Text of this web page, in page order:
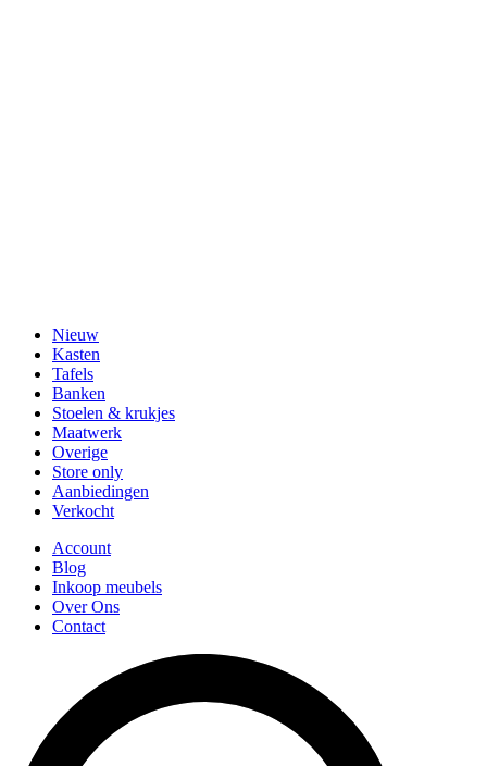
Nieuw
Kasten
Tafels
Banken
Stoelen & krukjes
Maatwerk
Overige
Store only
Aanbiedingen
Verkocht
Account
Blog
Inkoop meubels
Over Ons
Contact